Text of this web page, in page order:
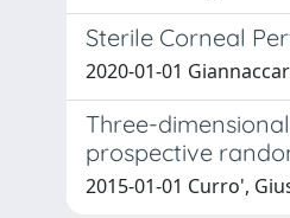
Sterile Corneal
2020-01-01
Three-
prospective
2015-01-01 Curro',